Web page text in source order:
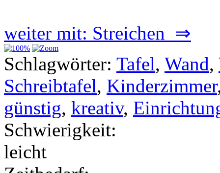
weiter mit: Streichen ⇒
Schlagwörter: Tafel, Wand,
Schreibtafel, Kinderzimmer
günstig, kreativ,
Schwierigkeit:
leicht